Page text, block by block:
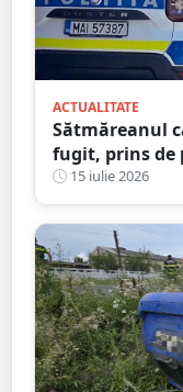
ACTUALITATE
Sătmăreanul
fugit, prins de
ales și cu dosar
15 iulie 2026